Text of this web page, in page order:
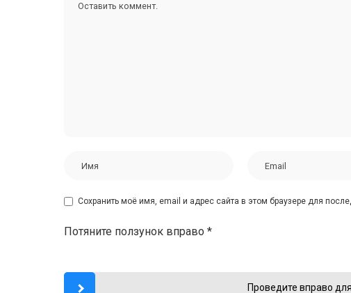
Сохранить моё имя, email и адрес сайта в этом браузере для
Потяните ползунок вправо *
Проведите вправо